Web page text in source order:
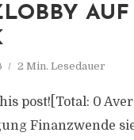
AUF
2 Min. Lesedauer
post![Total: 0
Finanzwende